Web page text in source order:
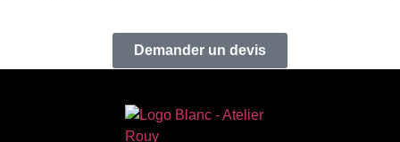
Demander un devis